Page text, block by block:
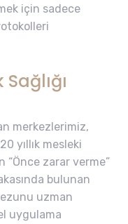
için sadece
merkezlerimiz,
yıllık mesleki
zarar verme”
bulunan
uzman
uygulama